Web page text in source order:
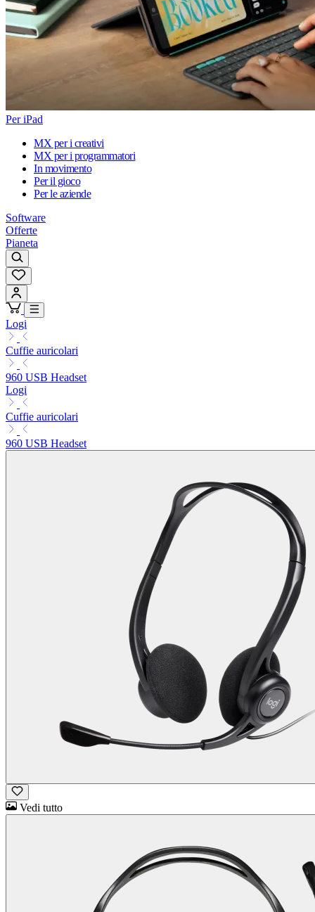
Per iPad
MX per i creativi
MX per i programmatori
In movimento
Per il gioco
Per le aziende
Software
Offerte
Pianeta
Logi
Cuffie auricolari
960 USB Headset
Logi
Cuffie auricolari
960 USB Headset
Vedi tutto